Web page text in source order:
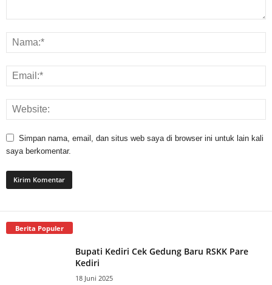
Simpan nama, email, dan situs web saya di browser ini untuk lain kali
saya berkomentar.
Berita Populer
Bupati Kediri Cek Gedung Baru RSKK Pare
Kediri
18 Juni 2025